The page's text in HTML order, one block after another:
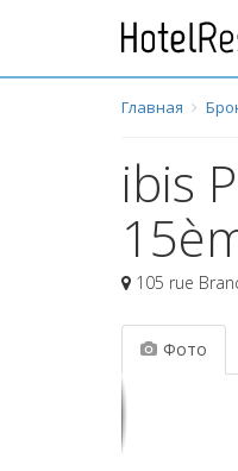
Главная
ibis
105 rue
Фото